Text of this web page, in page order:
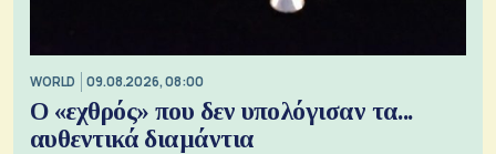
WORLD 09.08.2026, 08:00
Ο «εχθρός» που δεν υπολόγισαν τα...
αυθεντικά διαμάντια